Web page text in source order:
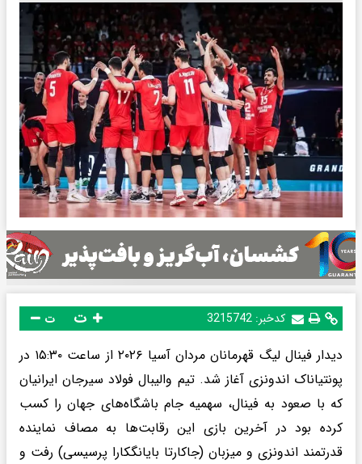
کدخبر: 3215742 ت
دیدار فینال لیگ قهرمانان مردان آسیا ۲۰۲۶ از ساعت ۱۵:۳۰ در
پونتیاناک اندونزی آغاز شد. تیم والیبال فولاد سیرجان ایرانیان
که با صعود به فینال، سهمیه جام باشگاه‌های جهان را کسب
کرده بود در آخرین بازی این رقابت‌ها به مصاف نماینده
قدرتمند اندونزی و میزبان (جاکارتا بایانگکارا پرسیسی) رفت و